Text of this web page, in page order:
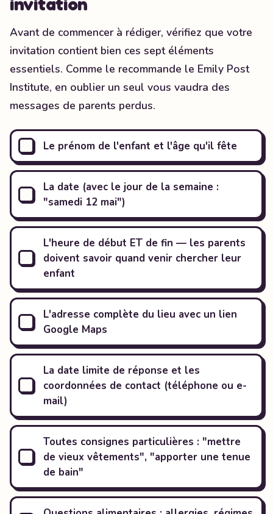
Avant de commencer à rédiger, vérifiez que votre
invitation contient bien ces sept éléments
essentiels. Comme le recommande le Emily Post
Institute, en oublier un seul vous vaudra des
messages de parents perdus.
Le prénom de l'enfant et l'âge qu'il fête
La date (avec le jour de la semaine :
"samedi 12 mai")
L'heure de début ET de fin — les parents
doivent savoir quand venir chercher leur
enfant
L'adresse complète du lieu avec un lien
Google Maps
La date limite de réponse et les
coordonnées de contact (téléphone ou e-
mail)
Toutes consignes particulières : "mettre
de vieux vêtements", "apporter une tenue
de bain"